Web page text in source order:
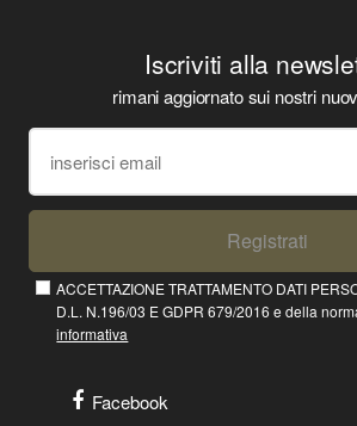
Iscriviti alla
rimani aggiornato sui nostri
Registrati
ACCETTAZIONE TRATTAMENTO DATI
D.L. N.196/03 E GDPR 679/2016 e della
informativa
Facebook